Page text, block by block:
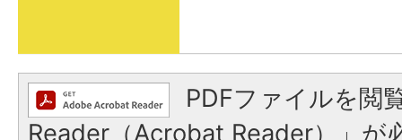
PDFファイルを閲
Reader（Acrobat Reader）」が